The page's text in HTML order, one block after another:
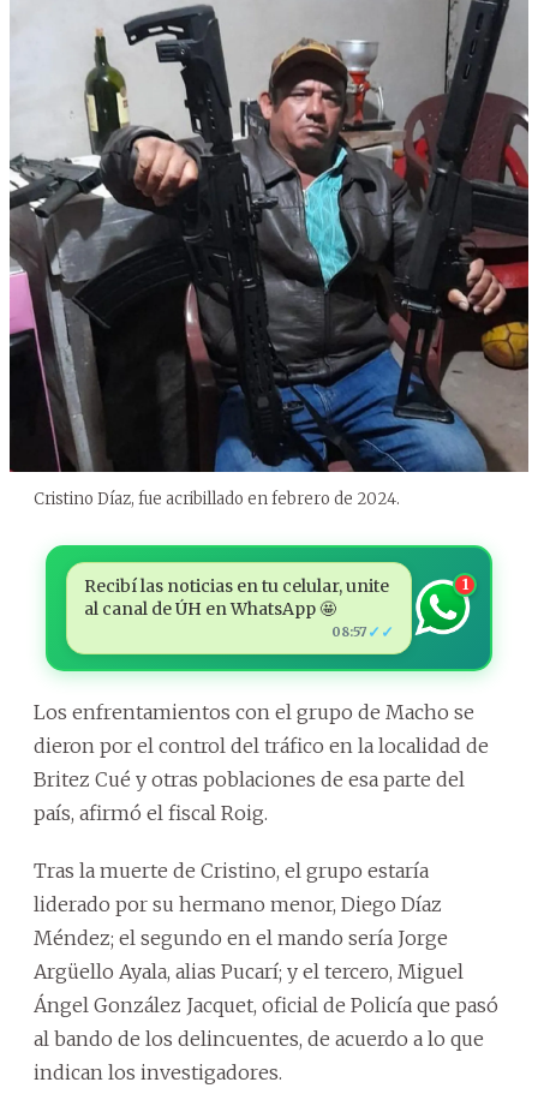
Cristino Díaz, fue acribillado en febrero de 2024.
Recibí las noticias en tu celular, unite
al canal de ÚH en WhatsApp 🤩
08:57 ✓✓
1
Los enfrentamientos con el grupo de Macho se
dieron por el control del tráfico en la localidad de
Britez Cué y otras poblaciones de esa parte del
país, afirmó el fiscal Roig.
Tras la muerte de Cristino, el grupo estaría
liderado por su hermano menor, Diego Díaz
Méndez; el segundo en el mando sería Jorge
Argüello Ayala, alias Pucarí; y el tercero, Miguel
Ángel González Jacquet, oficial de Policía que pasó
al bando de los delincuentes, de acuerdo a lo que
indican los investigadores.